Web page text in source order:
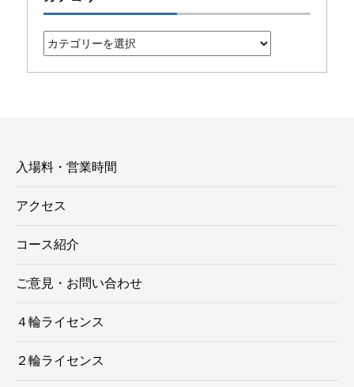
カ
テ
ゴ
入場料・営業時間
アクセス
コース紹介
ご意見・お問い合わせ
４輪ライセンス
２輪ライセンス